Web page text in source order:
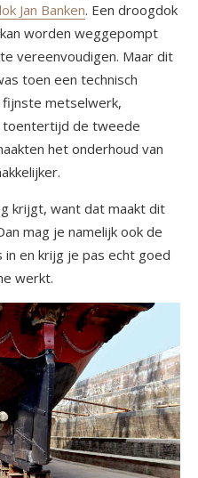
Jan Banken. Een droogdok
worden weggepompt
vereenvoudigen. Maar dit
toen een technisch
metselwerk,
toentertijd de tweede
het onderhoud van
krijgt, want dat maakt dit
mag je namelijk ook de
en krijg je pas echt goed
werkt.